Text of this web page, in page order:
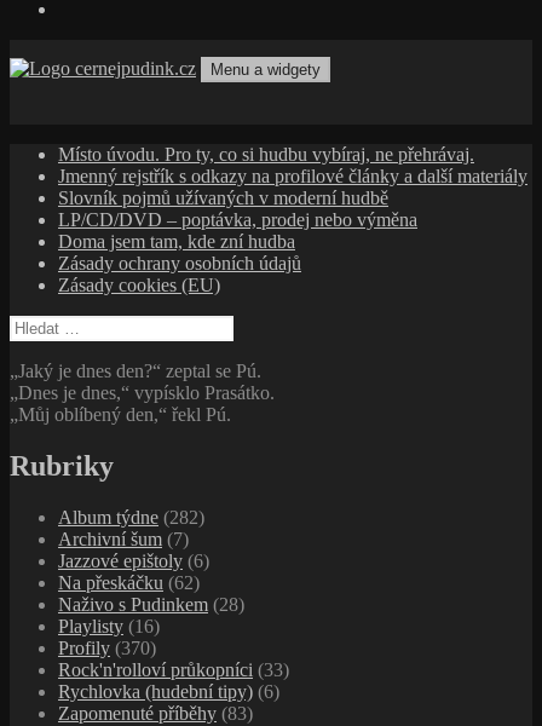
k
Menu a widgety
Místo úvodu. Pro ty, co si hudbu vybíraj, ne přehrávaj.
Jmenný rejstřík s odkazy na profilové články a další materiály
Slovník pojmů užívaných v moderní hudbě
LP/CD/DVD – poptávka, prodej nebo výměna
Doma jsem tam, kde zní hudba
Zásady ochrany osobních údajů
Zásady cookies (EU)
Vyhledávání
„Jaký je dnes den?“ zeptal se Pú.
„Dnes je dnes,“ vypísklo Prasátko.
„Můj oblíbený den,“ řekl Pú.
Rubriky
Album týdne (282)
Archivní šum (7)
Jazzové epištoly (6)
Na přeskáčku (62)
Naživo s Pudinkem (28)
Playlisty (16)
Profily (370)
Rock'n'rolloví průkopníci (33)
Rychlovka (hudební tipy) (6)
Zapomenuté příběhy (83)